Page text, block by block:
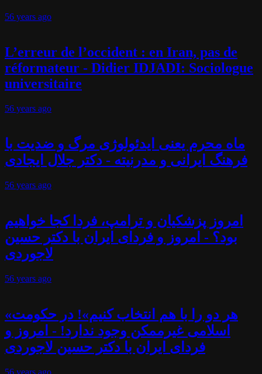
56 years ago
L’erreur de l’occident : en Iran, pas de
réformateur - Didier IDJADI: Sociologue
universitaire
56 years ago
ماه محرم یعنی ایدئولوژی مرگ و ضدیت با
فرهنگ ایرانی و مدرنیته - دکتر جلال ایجادی
56 years ago
امروز پزشکیان و ترامپ، فردا کجا خواهیم
بود؟ - امروز و فردای ایران با دکتر حسین
لاجوردی
56 years ago
«هر دو را با هم انتخاب کنیم»! در حکومت
اسلامی غیرممکن وجود ندارد! - امروز و
فردای ایران با دکتر حسین لاجوردی
56 years ago